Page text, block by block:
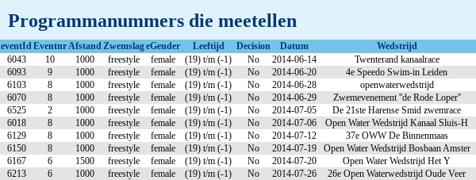
Programmanummers die meetellen
eventIdEventnrAfstandZwemslageGender Leeftijd Decision Datum Wedstrijd
6043
10 1000 freestyle female (19) t/m (-1) No 2014-06-14 Twenterand kanaalrace
6093
9 1000 freestyle female (19) t/m (-1) No 2014-06-20 4e Speedo Swim-in Leiden
6103
8 1000 freestyle female (19) t/m (-1) No 2014-06-28 openwaterwedstrijd
6070
8 1000 freestyle female (19) t/m (-1) No 2014-06-29 Zwemevenement ''de Rode Loper''
6525
2 1000 freestyle female (19) t/m (-1) No 2014-07-05 De 21ste Harense Smid zwemrace
6018
8 1000 freestyle female (19) t/m (-1) No 2014-07-06 Open Water Wedstrijd Kanaal Sluis-H
6129
8 1000 freestyle female (19) t/m (-1) No 2014-07-12 37e OWW De Binnenmaas
6150
8 1000 freestyle female (19) t/m (-1) No 2014-07-19 Open Water Wedstrijd Bosbaan Amster
6167
6 1500 freestyle female (19) t/m (-1) No 2014-07-20 Open Water Wedstrijd Het Y
6213
6 1000 freestyle female (19) t/m (-1) No 2014-07-26 26e Open Waterwedstrijd Oude Veer